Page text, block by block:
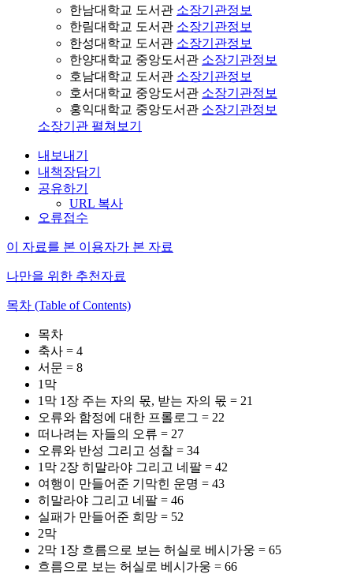
한남대학교 도서관 소장기관정보
한림대학교 도서관 소장기관정보
한성대학교 도서관 소장기관정보
한양대학교 중앙도서관 소장기관정보
호남대학교 도서관 소장기관정보
호서대학교 중앙도서관 소장기관정보
홍익대학교 중앙도서관 소장기관정보
소장기관 펼쳐보기
내보내기
내책장담기
공유하기
URL 복사
오류접수
이 자료를 본 이용자가 본 자료
나만을 위한 추천자료
목차 (Table of Contents)
목차
축사 = 4
서문 = 8
1막
1막 1장 주는 자의 몫, 받는 자의 몫 = 21
오류와 함정에 대한 프롤로그 = 22
떠나려는 자들의 오류 = 27
오류와 반성 그리고 성찰 = 34
1막 2장 히말라야 그리고 네팔 = 42
여행이 만들어준 기막힌 운명 = 43
히말라야 그리고 네팔 = 46
실패가 만들어준 희망 = 52
2막
2막 1장 흐름으로 보는 허실로 베시가웅 = 65
흐름으로 보는 허실로 베시가웅 = 66